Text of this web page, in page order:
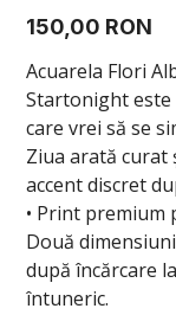
Preț
150,00 RON
Acuarela Flori
Startonight
care vrei să se
Ziua arată curat
accent discret
• Print premium
Două
după încărcare
întuneric.